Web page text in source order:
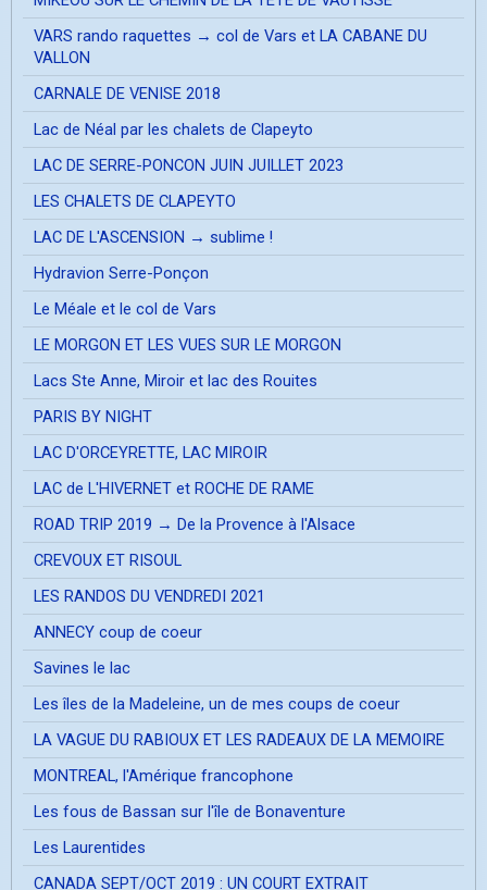
VARS rando raquettes → col de Vars et LA CABANE DU
VALLON
CARNALE DE VENISE 2018
Lac de Néal par les chalets de Clapeyto
LAC DE SERRE-PONCON JUIN JUILLET 2023
LES CHALETS DE CLAPEYTO
LAC DE L'ASCENSION → sublime !
Hydravion Serre-Ponçon
Le Méale et le col de Vars
LE MORGON ET LES VUES SUR LE MORGON
Lacs Ste Anne, Miroir et lac des Rouites
PARIS BY NIGHT
LAC D'ORCEYRETTE, LAC MIROIR
LAC de L'HIVERNET et ROCHE DE RAME
ROAD TRIP 2019 → De la Provence à l'Alsace
CREVOUX ET RISOUL
LES RANDOS DU VENDREDI 2021
ANNECY coup de coeur
Savines le lac
Les îles de la Madeleine, un de mes coups de coeur
LA VAGUE DU RABIOUX ET LES RADEAUX DE LA MEMOIRE
MONTREAL, l'Amérique francophone
Les fous de Bassan sur l'île de Bonaventure
Les Laurentides
CANADA SEPT/OCT 2019 : UN COURT EXTRAIT